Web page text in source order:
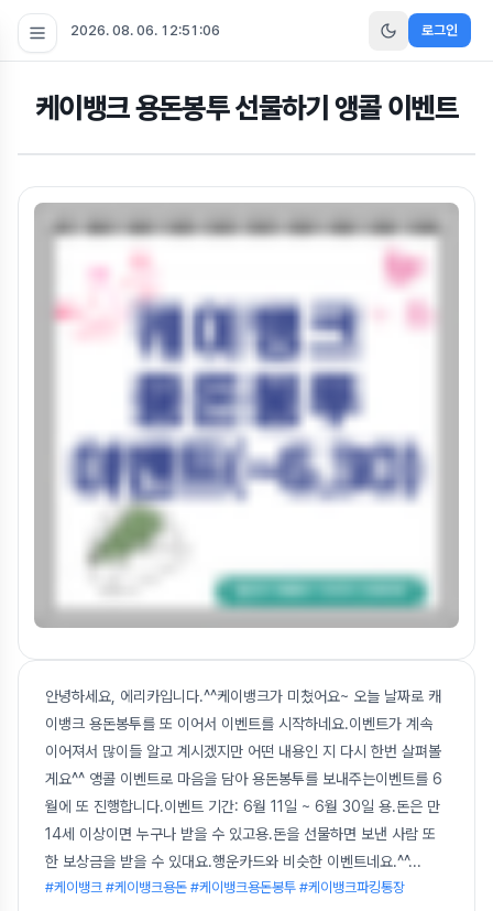
2026. 08. 06. 12:51:07 로그인
케이뱅크 용돈봉투 선물하기 앵콜 이벤트
안녕하세요, 에리카입니다.^^케이뱅크가 미쳤어요~ 오늘 날짜로 캐
이뱅크 용돈봉투를 또 이어서 이벤트를 시작하네요.이벤트가 계속
이어져서 많이들 알고 계시겠지만 어떤 내용인 지 다시 한번 살펴볼
게요^^ 앵콜 이벤트로 마음을 담아 용돈봉투를 보내주는이벤트를 6
월에 또 진행합니다.이벤트 기간: 6월 11일 ~ 6월 30일 용.돈은 만
14세 이상이면 누구나 받을 수 있고용.돈을 선물하면 보낸 사람 또
한 보상금을 받을 수 있대요.행운카드와 비슷한 이벤트네요.^^...
#케이뱅크 #케이뱅크용돈 #케이뱅크용돈봉투 #케이뱅크파킹통장